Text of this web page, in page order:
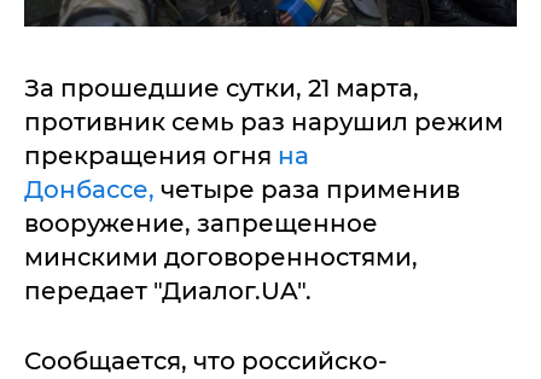
За прошедшие сутки, 21 марта,
противник семь раз нарушил режим
прекращения огня на
Донбассе, четыре раза применив
вооружение, запрещенное
минскими договоренностями,
передает "Диалог.UA".
Сообщается, что российско-